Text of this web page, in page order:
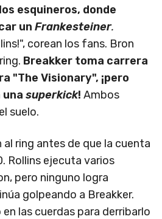
esquineros, donde
un Frankesteiner.
corean los fans. Bron
Breakker toma carrera
"The Visionary", ¡pero
superkick! Ambos
suelo.
ring antes de que la cuenta
Rollins ejecuta varios
pero ninguno logra
golpeando a Breakker.
las cuerdas para derribarlo